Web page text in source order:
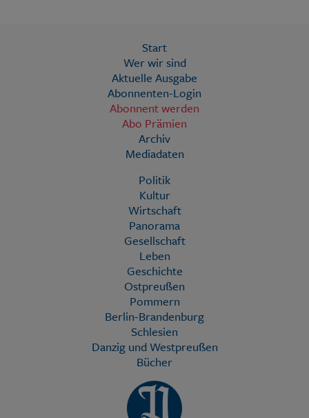
Start
Wer wir sind
Aktuelle Ausgabe
Abonnenten-Login
Abonnent werden
Abo Prämien
Archiv
Mediadaten
Politik
Kultur
Wirtschaft
Panorama
Gesellschaft
Leben
Geschichte
Ostpreußen
Pommern
Berlin-Brandenburg
Schlesien
Danzig und Westpreußen
Bücher